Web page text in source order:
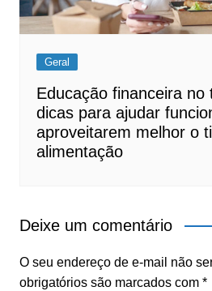
Geral
Educação financeira no
dicas para ajudar
aproveitarem melhor o
alimentação
Deixe um comentário
O seu endereço de e-mail não
obrigatórios são marcados com *